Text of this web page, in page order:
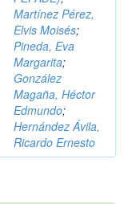
Martínez Pérez,
Elvis Moisés;
Pineda, Eva
Margarita;
González
Magaña, Héctor
Edmundo;
Hernández Ávila,
Ricardo Ernesto